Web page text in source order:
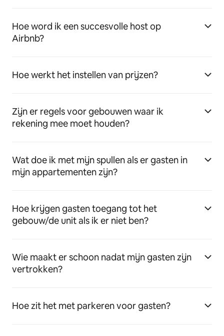
Hoe word ik een succesvolle host op
Airbnb?
Hoe werkt het instellen van prijzen?
Zijn er regels voor gebouwen waar ik
rekening mee moet houden?
Wat doe ik met mijn spullen als er gasten in
mijn appartementen zijn?
Hoe krijgen gasten toegang tot het
gebouw/de unit als ik er niet ben?
Wie maakt er schoon nadat mijn gasten zijn
vertrokken?
Hoe zit het met parkeren voor gasten?